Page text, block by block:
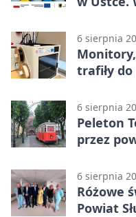
6 sierpnia
trafiły
6 sierpnia
Peleton
przez
6 sierpnia
Różowe
Powiat